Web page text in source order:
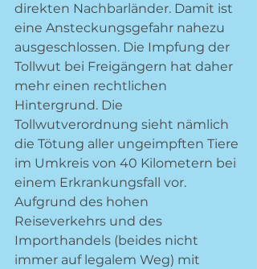
direkten Nachbarländer. Damit ist
eine Ansteckungsgefahr nahezu
ausgeschlossen. Die Impfung der
Tollwut bei Freigängern hat daher
mehr einen rechtlichen
Hintergrund. Die
Tollwutverordnung sieht nämlich
die Tötung aller ungeimpften Tiere
im Umkreis von 40 Kilometern bei
einem Erkrankungsfall vor.
Aufgrund des hohen
Reiseverkehrs und des
Importhandels (beides nicht
immer auf legalem Weg) mit